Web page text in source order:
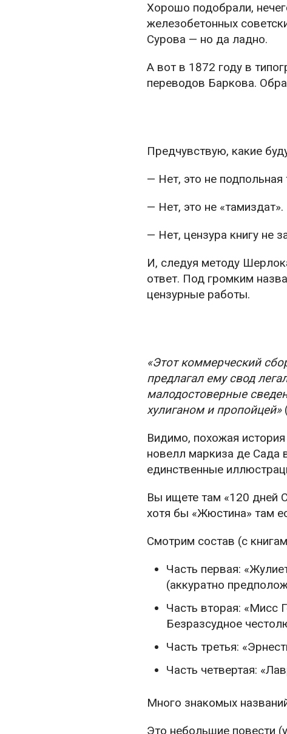
Хорошо подобрали,
железобетонных
Сурова — но да ладно.
А вот в 1872 году в
переводов Баркова.
Предчувствую, какие
— Нет, это не подпольная
— Нет, это не «тамиздат».
— Нет, цензура книгу не
И, следуя методу
ответ. Под громким
цензурные работы.
«Этот коммерческий
предлагал ему свод
малодостоверные
хулиганом и пропойцей»
Видимо, похожая
новелл маркиза де Сада
единственные
Вы ищете там «120 дней
хотя бы «Жюстина» там
Смотрим состав (с
Часть первая:
(аккуратно
Часть вторая: «Мисс
Безразсудное
Часть третья:
Часть четвертая:
Много знакомых
Это небольшие повести